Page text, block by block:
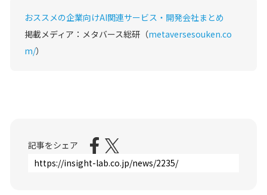
個人情報保護方針/個人情報の取り扱いについて
メルマガ登録
個人情報保護方針/個人情報の取り扱いについて
おススメの企業向けAI関連サービス・開発会社まとめ
掲載メディア：メタバース総研（metaversesouken.co
m/）
記事をシェア